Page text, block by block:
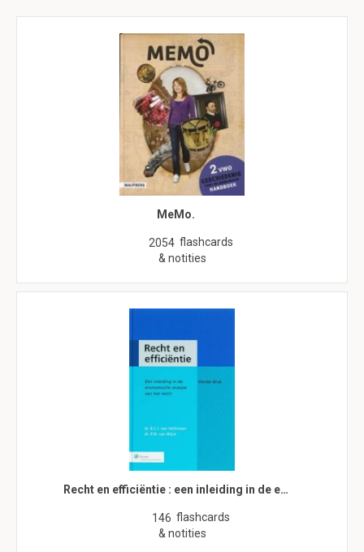
MeMo.
2054 flashcards
& notities
Recht en efficiëntie : een inleiding in de e…
146 flashcards
& notities